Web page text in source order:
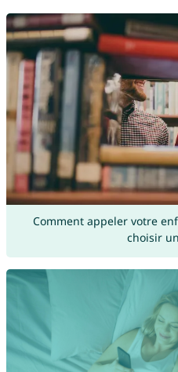
Comment appeler votre
choisir